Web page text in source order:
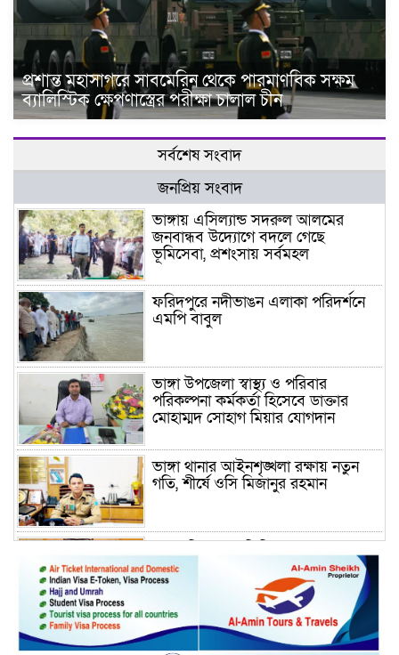
প্রশান্ত মহাসাগরে সাবমেরিন থেকে পারমাণবিক সক্ষম
ব্যালিস্টিক ক্ষেপণাস্ত্রের পরীক্ষা চালাল চীন
সর্বশেষ সংবাদ
জনপ্রিয় সংবাদ
ভাঙ্গায় এসিল্যান্ড সদরুল আলমের
জনবান্ধব উদ্যোগে বদলে গেছে
ভূমিসেবা, প্রশংসায় সর্বমহল
ফরিদপুরে নদীভাঙন এলাকা পরিদর্শনে
এমপি বাবুল
ভাঙ্গা উপজেলা স্বাস্থ্য ও পরিবার
পরিকল্পনা কর্মকর্তা হিসেবে ডাক্তার
মোহাম্মদ সোহাগ মিয়ার যোগদান
ভাঙ্গা থানার আইনশৃঙ্খলা রক্ষায় নতুন
গতি, শীর্ষে ওসি মিজানুর রহমান
(রাজস্ব) আজিম উদ্দিন ভূমি মন্ত্রণালয়ে
পদায়ন
সাবেক এমপির প্রেস সেক্রেটারি রফিকের
ক্ষমতার দাপট ও গণ-অসন্তোষের তথ্য